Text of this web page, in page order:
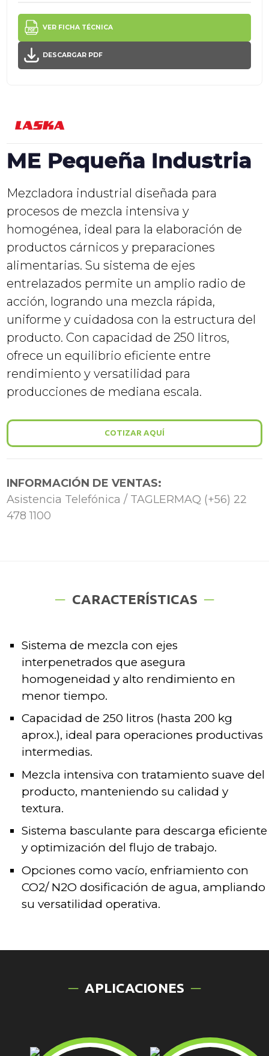
VER FICHA TÉCNICA
DESCARGAR PDF
ME Pequeña Industria
Mezcladora industrial diseñada para
procesos de mezcla intensiva y
homogénea, ideal para la elaboración de
productos cárnicos y preparaciones
alimentarias. Su sistema de ejes
entrelazados permite un amplio radio de
acción, logrando una mezcla rápida,
uniforme y cuidadosa con la estructura del
producto. Con capacidad de 250 litros,
ofrece un equilibrio eficiente entre
rendimiento y versatilidad para
producciones de mediana escala.
COTIZAR AQUÍ
INFORMACIÓN DE VENTAS:
Asistencia Telefónica / TAGLERMAQ (+56) 22
478 1100
CARACTERÍSTICAS
Sistema de mezcla con ejes
interpenetrados que asegura
homogeneidad y alto rendimiento en
menor tiempo.
Capacidad de 250 litros (hasta 200 kg
aprox.), ideal para operaciones productivas
intermedias.
Mezcla intensiva con tratamiento suave del
producto, manteniendo su calidad y
textura.
Sistema basculante para descarga eficiente
y optimización del flujo de trabajo.
Opciones como vacío, enfriamiento con
CO2/ N2O dosificación de agua, ampliando
su versatilidad operativa.
APLICACIONES